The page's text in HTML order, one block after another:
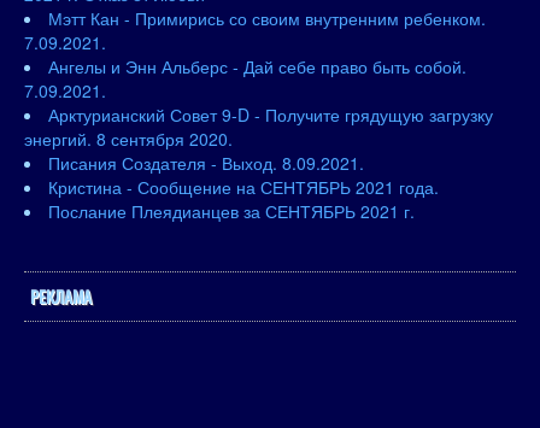
Мэтт Кан - Примирись со своим внутренним ребенком.
7.09.2021.
Ангелы и Энн Альберс - Дай себе право быть собой.
7.09.2021.
Арктурианский Совет 9-D - Получите грядущую загрузку
энергий. 8 сентября 2020.
Писания Создателя - Выход. 8.09.2021.
Кристина - Сообщение на СЕНТЯБРЬ 2021 года.
Послание Плеядианцев за СЕНТЯБРЬ 2021 г.
РЕКЛАМА